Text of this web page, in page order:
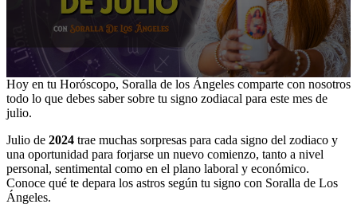
0
seconds
of
17
minutes,
27
seconds
Hoy en tu Horóscopo, Soralla de los Ángeles comparte con nosotros
todo lo que debes saber sobre tu signo zodiacal para este mes de
julio.
Julio de 2024 trae muchas sorpresas para cada signo del zodiaco y
una oportunidad para forjarse un nuevo comienzo, tanto a nivel
personal, sentimental como en el plano laboral y económico.
Conoce qué te depara los astros según tu signo con Soralla de Los
Ángeles.